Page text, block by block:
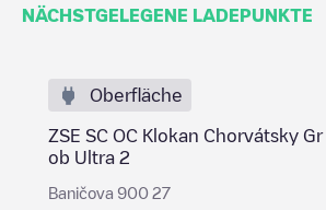
NÄCHSTGELEGENE LADEPUNKTE
Oberfläche
ZSE SC OC Klokan Chorvátsky Gr
ob Ultra 2
Baničova 900 27